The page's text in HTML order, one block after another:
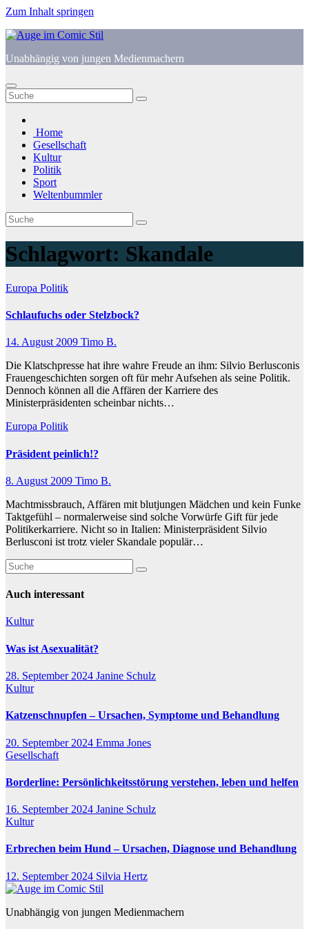
Zum Inhalt springen
Unabhängig von jungen Medienmachern
Home
Gesellschaft
Kultur
Politik
Sport
Weltenbummler
Schlagwort: Skandale
Europa Politik
Schlaufuchs oder Stelzbock?
14. August 2009 Timo B.
Die Klatschpresse hat ihre wahre Freude an ihm: Silvio Berlusconis
Frauengeschichten sorgen oft für mehr Aufsehen als seine Politik.
Dennoch können all die Affären der Karriere des
Ministerpräsidenten scheinbar nichts…
Europa Politik
Präsident peinlich!?
8. August 2009 Timo B.
Machtmissbrauch, Affären mit blutjungen Mädchen und kein Funke
Taktgefühl – normalerweise sind solche Vorwürfe Gift für jede
Politikerkarriere. Nicht so in Italien: Ministerpräsident Silvio
Berlusconi ist trotz vieler Skandale populär…
Auch interessant
Kultur
Was ist Asexualität?
28. September 2024 Janine Schulz
Kultur
Katzenschnupfen – Ursachen, Symptome und Behandlung
20. September 2024 Emma Jones
Gesellschaft
Borderline: Persönlichkeitsstörung verstehen, leben und helfen
16. September 2024 Janine Schulz
Kultur
Erbrechen beim Hund – Ursachen, Diagnose und Behandlung
12. September 2024 Silvia Hertz
Unabhängig von jungen Medienmachern